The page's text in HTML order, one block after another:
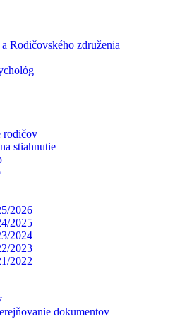
Rodičovského združenia
rodičov
stiahnutie
2026
2025
2024
2023
2022
dokumentov